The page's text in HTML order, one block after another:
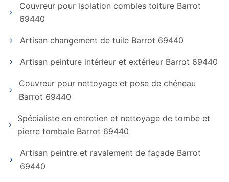
Couvreur pour isolation combles toiture Barrot
69440
Artisan changement de tuile Barrot 69440
Artisan peinture intérieur et extérieur Barrot 69440
Couvreur pour nettoyage et pose de chéneau
Barrot 69440
Spécialiste en entretien et nettoyage de tombe et
pierre tombale Barrot 69440
Artisan peintre et ravalement de façade Barrot
69440